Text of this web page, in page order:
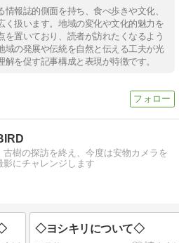
報誌的側面を持ち、食べ歩きや文化、
く扱います。地域の変化や文化的魅力を
を置いており、読者が訪れたくなるよう
域の発展や伝統を自然と伝える工夫が光
を促す記事構成と表現が特徴です。
古樹の探訪を終え、今度は安物カメラを
影にチャレンジします
◇ヨシキリについて◇